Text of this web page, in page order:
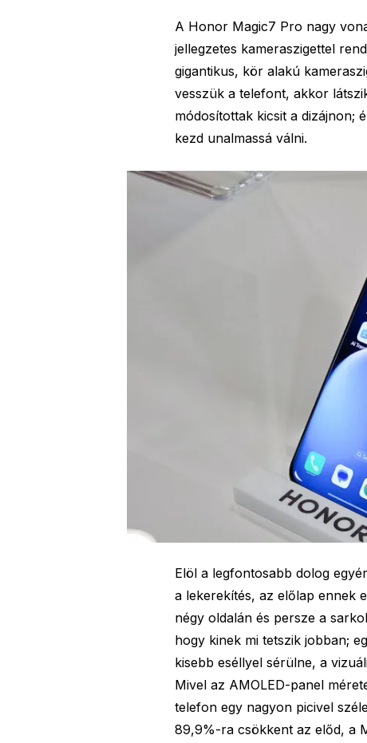
A Honor Magic7 Pro nagy
jellegzetes kameraszigettel
gigantikus, kör alakú
vesszük a telefont, akkor
módosítottak kicsit a dizájnon;
kezd unalmassá válni.
Elöl a legfontosabb dolog
a lekerekítés, az előlap ennek
négy oldalán és persze a
hogy kinek mi tetszik jobban;
kisebb eséllyel sérülne, a
Mivel az AMOLED-panel
telefon egy nagyon picivel
89,9%-ra csökkent az előd, a